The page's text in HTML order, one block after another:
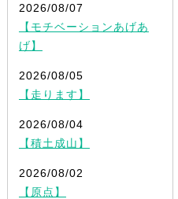
2026/08/07
【モチベーションあげあ
げ】
2026/08/05
【走ります】
2026/08/04
【積土成山】
2026/08/02
【原点】